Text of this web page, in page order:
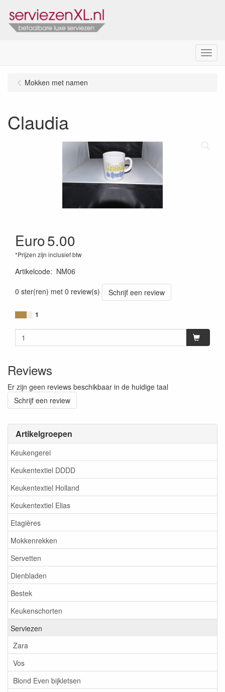
Menu
Artikelgroepen
Keukengerei
Keukentextiel DDDD
Keukentextiel Holland
Keukentextiel Elias
Etagières
Mokkenrekken
Servetten
Dienbladen
Bestek
Keukenschorten
Serviezen
Zara
Vos
Blond Even bijkletsen
Mokken met namen
Claudia
Euro5.00
*Prijzen zijn inclusief btw
Artikelcode: NM06
0 ster(ren) met 0 review(s)
Schrijf een review
1
Reviews
Er zijn geen reviews beschikbaar in de huidige taal
Schrijf een review